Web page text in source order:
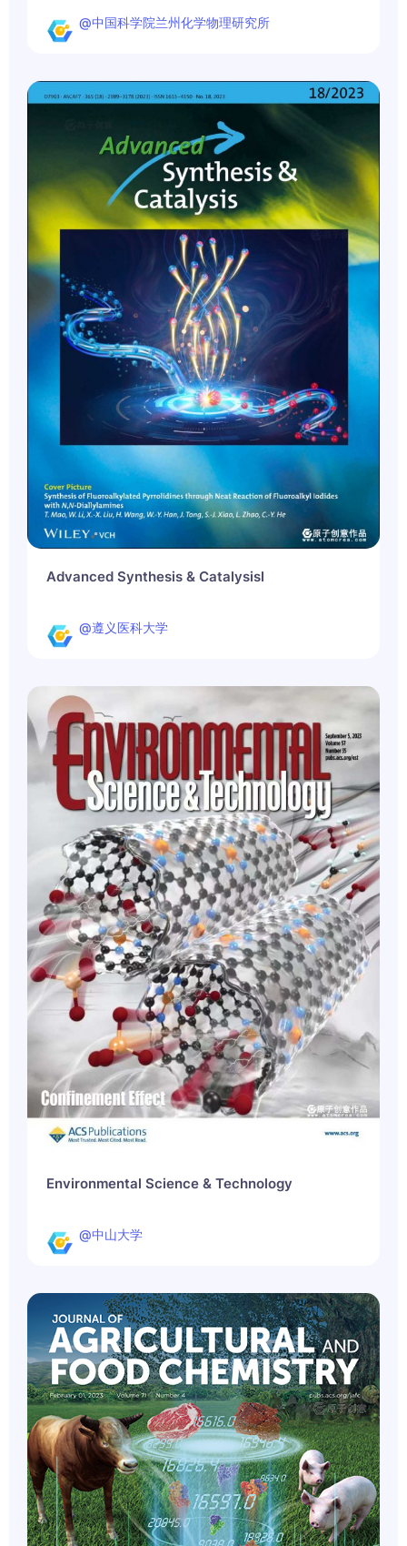
@中国科学院兰州化学物理研究所
Advanced Synthesis & Catalysisl
@遵义医科大学
Environmental Science & Technology
@中山大学